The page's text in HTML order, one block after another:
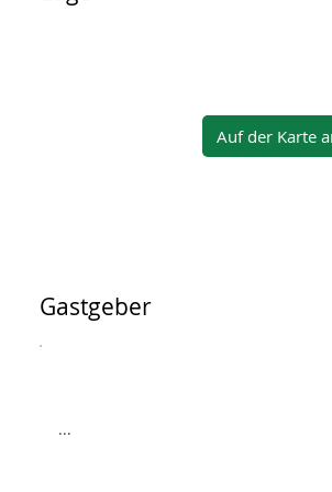
Auf der Karte
Gastgeber
...